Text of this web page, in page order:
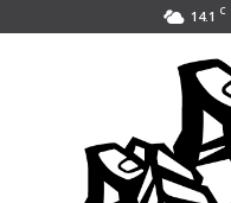
14.1 C